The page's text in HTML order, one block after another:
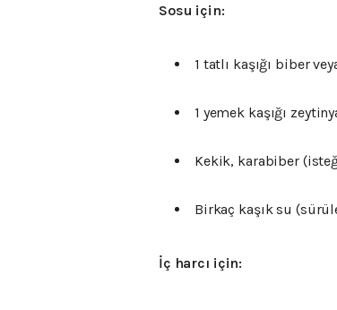
Sosu için:
1 tatlı kaşığı biber
1 yemek kaşığı
Kekik, karabiber (
Birkaç kaşıksu (
İç harcı için: